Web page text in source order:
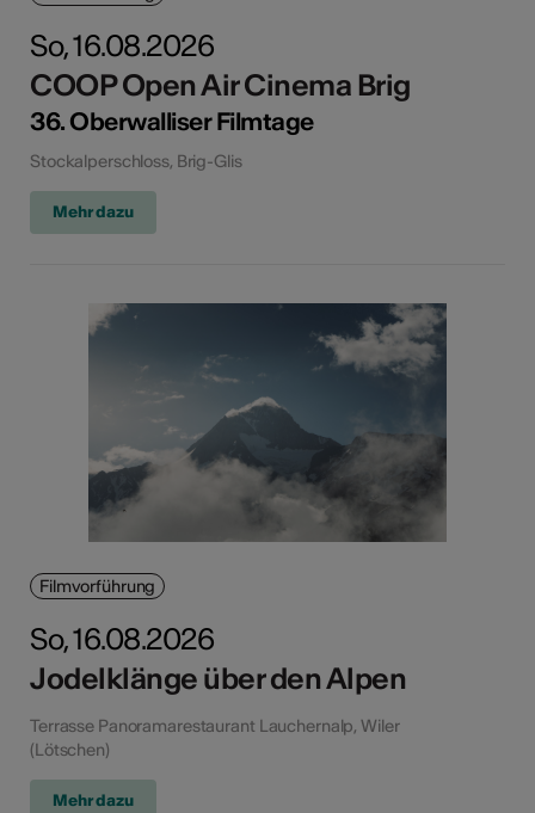
So, 16.08.2026
COOP Open Air Cinema Brig
36. Oberwalliser Filmtage
Stockalperschloss, Brig-Glis
Mehr dazu
Filmvorführung
So, 16.08.2026
Jodelklänge über den Alpen
Terrasse Panoramarestaurant Lauchernalp, Wiler
(Lötschen)
Mehr dazu